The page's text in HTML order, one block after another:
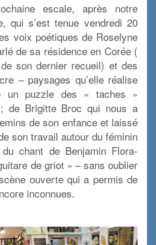
escale, après notre
qui s’est tenue vendredi 20
voix poétiques de Roselyne
de sa résidence en Corée (
son dernier recueil) et des
– paysages qu’elle réalise
un puzzle des « taches »
de Brigitte Broc qui nous a
de son enfance et laissé
son travail autour du féminin
chant de Benjamin Flora-
de griot » – sans oublier
ouverte qui a permis de
inconnues.